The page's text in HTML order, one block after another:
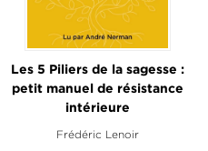
Les 5 Piliers de la sagesse :
petit manuel de résistance
intérieure
Frédéric Lenoir